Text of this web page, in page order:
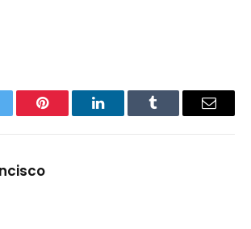
Pinterest LinkedInTumblr Email